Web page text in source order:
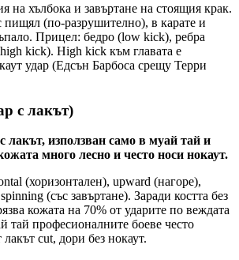
на хълбока и завъртане на стоящия крак.
пищял (по-разрушително), в карате и
Прицел: бедро (low kick), ребра
kick). High kick към главата е
удар (Едсън Барбоса срещу Терри
с лакът)
лакът, използван само в муай тай и
много лесно и често носи нокаут.
(хоризонтален), upward (нагоре),
(със завъртане). Заради костта без
кожата на 70% от ударите по веждата
тай професионалните боеве често
cut, дори без нокаут.